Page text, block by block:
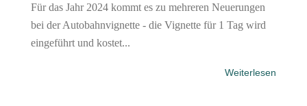
Für das Jahr 2024 kommt es zu mehreren Neuerungen
bei der Autobahnvignette - die Vignette für 1 Tag wird
eingeführt und kostet...
Weiterlesen